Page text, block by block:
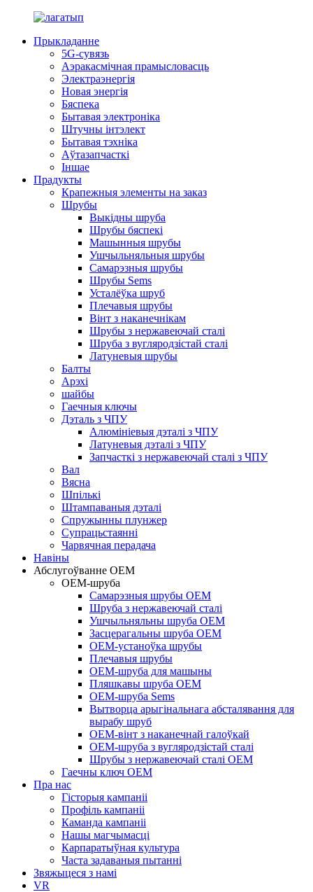
Прыкладанне
5G-сувязь
Аэракасмічная прамысловасць
Электраэнергія
Новая энергія
Бяспека
Бытавая электроніка
Штучны інтэлект
Бытавая тэхніка
Аўтазапчасткі
Іншае
Прадукты
Крапежныя элементы на заказ
Шрубы
Выкідны шруба
Шрубы бяспекі
Машынныя шрубы
Ушчыльняльныя шрубы
Самарэзныя шрубы
Шрубы Sems
Усталёўка шруб
Плечавыя шрубы
Вінт з наканечнікам
Шрубы з нержавеючай сталі
Шруба з вугляродзістай сталі
Латуневыя шрубы
Балты
Арэхі
шайбы
Гаечныя ключы
Дэталь з ЧПУ
Алюмініевыя дэталі з ЧПУ
Латуневыя дэталі з ЧПУ
Запчасткі з нержавеючай сталі з ЧПУ
Вал
Вясна
Шпількі
Штампаваныя дэталі
Спружынны плунжер
Супрацьстаянні
Чарвячная перадача
Навіны
Абслугоўванне OEM
OEM-шруба
Самарэзныя шрубы OEM
Шруба з нержавеючай сталі
Ушчыльняльны шруба OEM
Засцерагальны шруба OEM
OEM-устаноўка шрубы
Плечавыя шрубы
OEM-шруба для машыны
Пляшкавы шруба OEM
OEM-шруба Sems
Вытворца арыгінальнага абсталявання для
вырабу шруб
OEM-вінт з наканечнай галоўкай
OEM-шруба з вугляродзістай сталі
Шрубы з нержавеючай сталі OEM
Гаечны ключ OEM
Пра нас
Гісторыя кампаніі
Профіль кампаніі
Каманда кампаніі
Нашы магчымасці
Карпаратыўная культура
Часта задаваныя пытанні
Звяжыцеся з намі
VR